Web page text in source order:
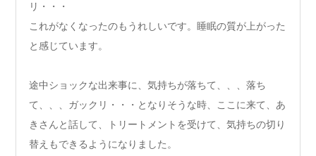
リ・・・
これがなくなったのもうれしいです。睡眠の質が上がった
と感じています。
途中ショックな出来事に、気持ちが落ちて、、、落ち
て、、、ガックリ・・・となりそうな時、ここに来て、あ
きさんと話して、トリートメントを受けて、気持ちの切り
替えもできるようになりました。